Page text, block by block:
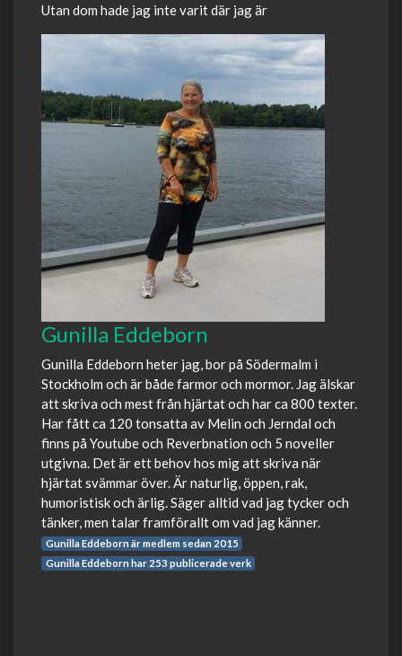
Utan dom hade jag inte varit där jag är
Gunilla Eddeborn
Gunilla Eddeborn heter jag, bor på Södermalm i
Stockholm och är både farmor och mormor. Jag älskar
att skriva och mest från hjärtat och har ca 800 texter.
Har fått ca 120 tonsatta av Melin och Jerndal och
finns på Youtube och Reverbnation och 5 noveller
utgivna. Det är ett behov hos mig att skriva när
hjärtat svämmar över. Är naturlig, öppen, rak,
humoristisk och ärlig. Säger alltid vad jag tycker och
tänker, men talar framförallt om vad jag känner.
Gunilla Eddeborn är medlem sedan 2015
Gunilla Eddeborn har 253 publicerade verk